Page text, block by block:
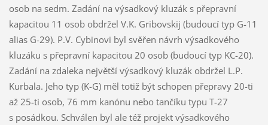
osob na sedm. Zadání na výsadkový kluzák s přepravní
kapacitou 11 osob obdržel V.K. Gribovskij (budoucí typ G-11
alias G-29). P.V. Cybinovi byl svěřen návrh výsadkového
kluzáku s přepravní kapacitou 20 osob (budoucí typ KC-20).
Zadání na zdaleka největší výsadkový kluzák obdržel L.P.
Kurbala. Jeho typ (K-G) měl totiž být schopen přepravy 20-ti
až 25-ti osob, 76 mm kanónu nebo tančíku typu T-27
s posádkou. Schválen byl ale též projekt výsadkového